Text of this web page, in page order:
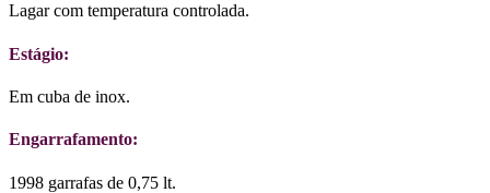
Lagar com temperatura controlada.
Estágio:
Em cuba de inox.
Engarrafamento:
1998 garrafas de 0,75 lt.